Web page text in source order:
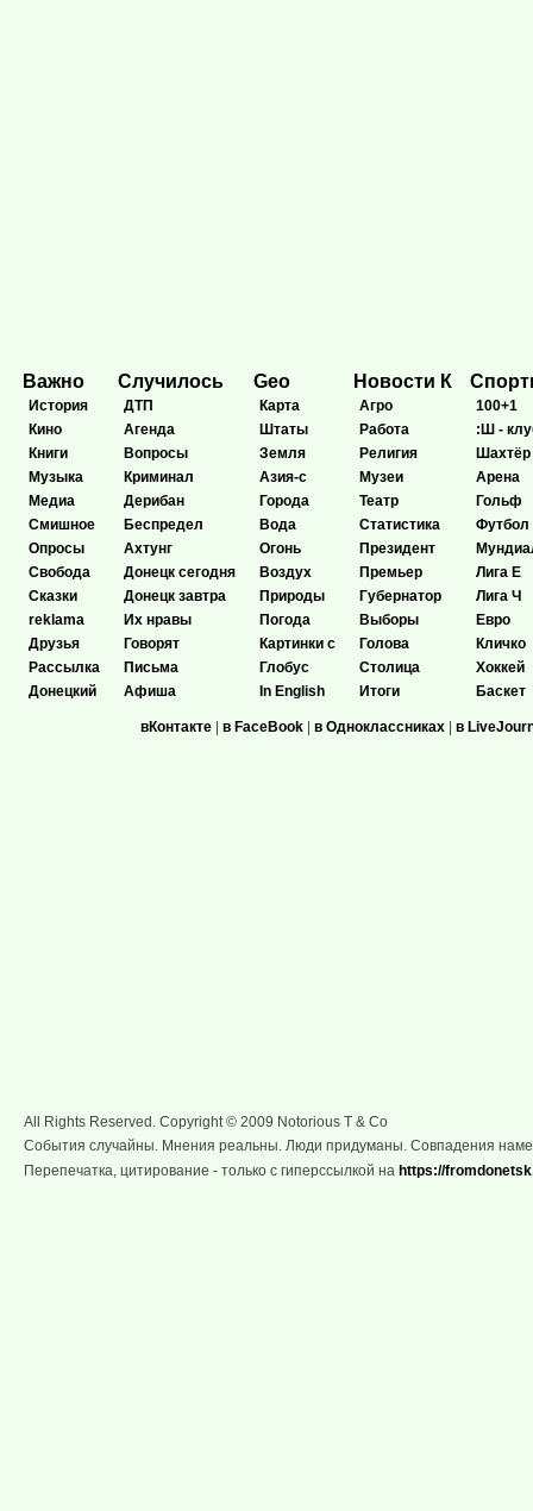
Важно
История
Кино
Книги
Музыка
Медиа
Смишное
Опросы
Свобода
Сказки
reklama
Друзья
Рассылка
Донецкий
Случилось
ДТП
Агенда
Вопросы
Криминал
Дерибан
Беспредел
Ахтунг
Донецк сегодня
Донецк завтра
Их нравы
Говорят
Письма
Афиша
Geo
Карта
Штаты
Земля
Азия-с
Города
Вода
Огонь
Воздух
Природы
Погода
Картинки с
Глобус
In English
Новости К
Агро
Работа
Религия
Музеи
Театр
Статистика
Президент
Премьер
Губернатор
Выборы
Голова
Столица
Итоги
100+1
:Ш -
Шахтёр
Арена
Гольф
Футбол
Лига Е
Лига Ч
Евро
Кличко
Хоккей
Баскет
вКонтакте | в FaceBook | в Одноклассниках | в
All Rights Reserved. Copyright © 2009 Notorious T & Co
События случайны. Мнения реальны. Люди придуманы. Совпадения
Перепечатка, цитирование - только с гиперссылкой на https://